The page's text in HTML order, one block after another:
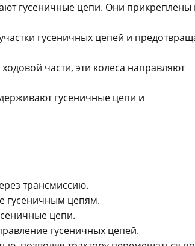
гусеничные цепи. Они прикреплены
гусеничных цепей и
части, эти колеса направляют
гусеничные цепи и
трансмиссию.
гусеничным цепям.
цепи.
гусеничных цепей.